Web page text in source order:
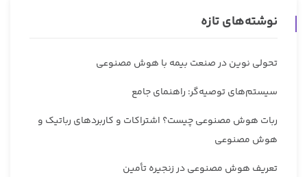
نوشته‌های تازه
تحولی نوین در صنعت بیمه با هوش مصنوعی
سیستم‌های توصیه‌گر: راهنمای جامع
ربات هوش مصنوعی چیست؟ اشتراکات و کاربردهای رباتیک و
هوش مصنوعی
تعریف هوش مصنوعی در زنجیره تأمین